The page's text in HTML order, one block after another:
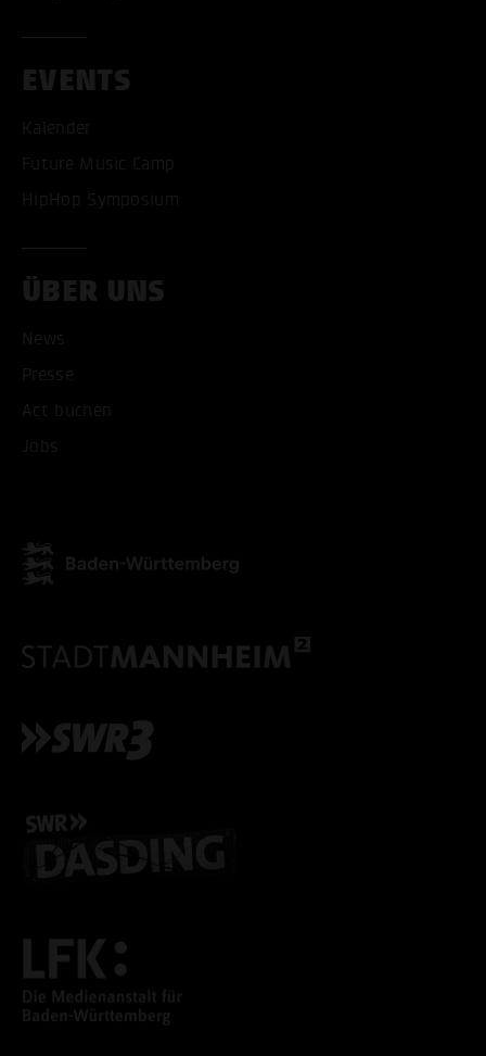
EVENTS
Kalender
Future Music Camp
HipHop Symposium
ÜBER UNS
News
Presse
Act buchen
Jobs